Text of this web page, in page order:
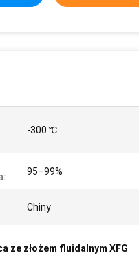
-300 ℃
95–99%
Chiny
ze złożem fluidalnym XFG